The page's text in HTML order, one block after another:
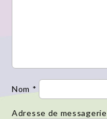
Nom *
Adresse de messagerie